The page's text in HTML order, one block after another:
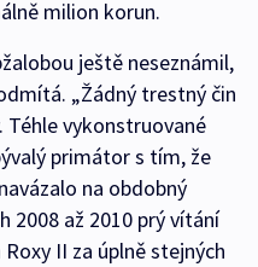
milion korun.
ještě neseznámil,
„Žádný trestný čin
Téhle vykonstruované
primátor s tím, že
na obdobný
2008 až 2010 prý vítání
II za úplně stejných